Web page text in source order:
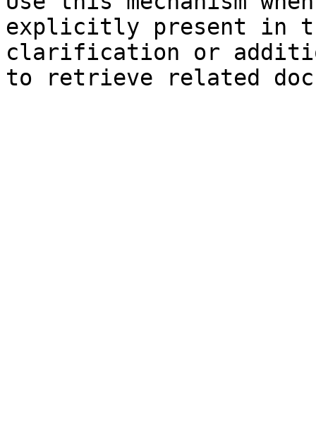
explicitly present in
clarification or